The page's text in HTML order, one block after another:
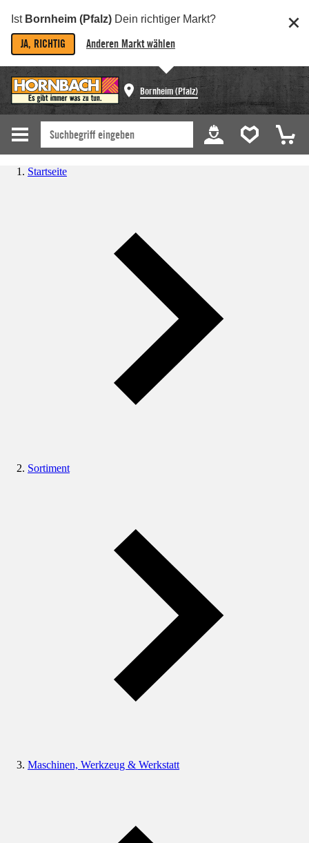
Ist Bornheim (Pfalz) Dein richtiger Markt?
JA, RICHTIG Anderen Markt wählen
Bornheim (Pfalz)
Startseite
Sortiment
Maschinen, Werkzeug & Werkstatt